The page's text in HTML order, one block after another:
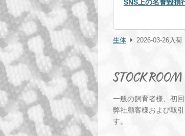
措置の経過について
生体 2026-03-26入
STOCK ROOM
一般の飼育者様、初
弊社顧客様および取
す。